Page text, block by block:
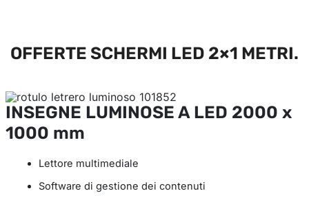
OFFERTE SCHERMI LED 2×1 METRI.
INSEGNE LUMINOSE A LED 2000 x
1000 mm
Lettore multimediale
Software di gestione dei contenuti